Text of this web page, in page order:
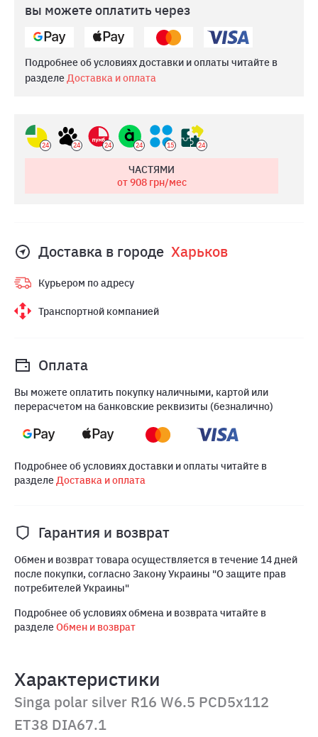
вы можете оплатить через
Подробнее об условиях доставки и оплаты читайте в
разделеДоставка и оплата
24 24 24 24 15 24
ЧАСТЯМИ
от 908грн/мес
Доставка в городе Харьков
Курьером по адресу
Транспортной компанией
Оплата
Вы можете оплатить покупку наличными, картой или
перерасчетом на банковские реквизиты (безналично)
Подробнее об условиях доставки и оплаты читайте в
разделеДоставка и оплата
Гарантия и возврат
Обмен и возврат товара осуществляется в течение 14 дней
после покупки, согласно Закону Украины "О защите прав
потребителей Украины"
Подробнее об условиях обмена и возврата читайте в
разделеОбмен и возврат
Характеристики
Singa polar silver R16 W6.5 PCD5x112
ET38 DIA67.1